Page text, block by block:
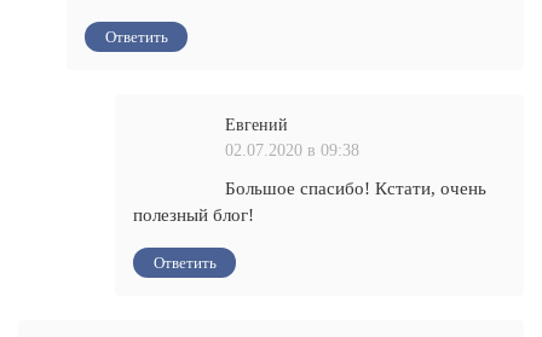
Ответить
Евгений
02.07.2020 в 09:38
Большое спасибо! Кстати, очень
полезный блог!
Ответить